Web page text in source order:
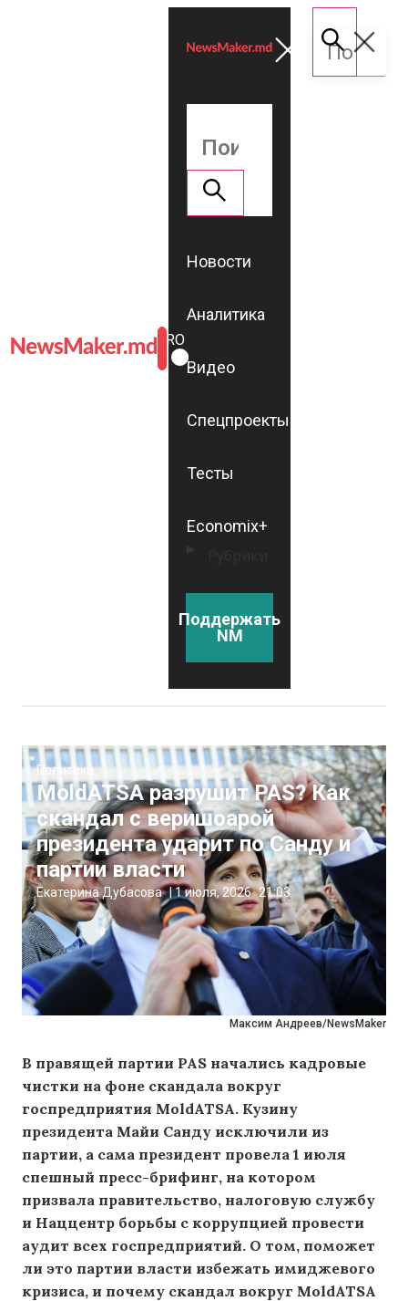
ROMÂNĂ
RU
Новости
Аналитика
Видео
Спецпроекты
Тесты
Economix+
Поддержать
NM
Максим Андреев/NewsMaker
Политика
MoldATSA разрушит PAS? Как
скандал с веришоарой
президента ударит по Санду и
партии власти
Екатерина Дубасова |1 июля, 2026 21:03
В правящей партии PAS начались кадровые
чистки на фоне скандала вокруг
госпредприятия MoldATSA. Кузину
президента Майи Санду исключили из
партии, а сама президент провела 1 июля
спешный пресс-брифинг, на котором
призвала правительство, налоговую службу
и Наццентр борьбы с коррупцией провести
аудит всех госпредприятий. О том, поможет
ли это партии власти избежать имиджевого
кризиса, и почему скандал вокруг MoldATSA